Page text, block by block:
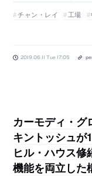
チャン・レイ 工場
2019.06.11 Tue 17:05
カーモディ・グ
キントッシュが
ヒル・ハウス
機能を両立し